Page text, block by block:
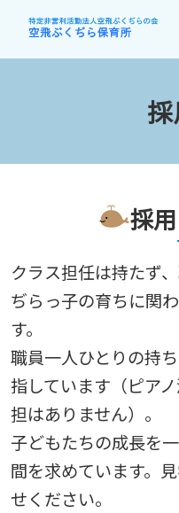
採
クラス担任は持たず
ぢらっ子の育ちに関
す。
職員一人ひとりの持
指しています（ピア
担はありません）。
子どもたちの成長を
間を求めています。
せください。